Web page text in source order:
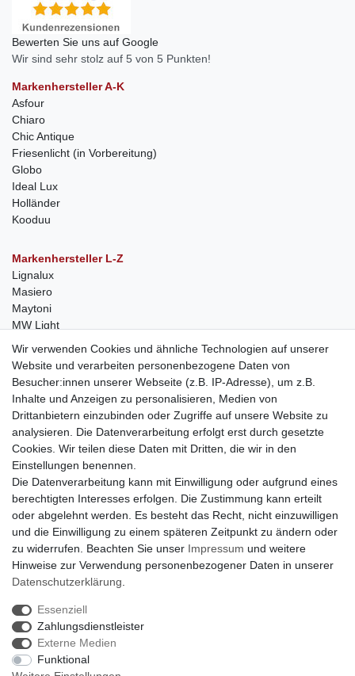
Bewerten Sie uns auf Google
Wir sind sehr stolz auf 5 von 5 Punkten!
Markenhersteller A-K
Asfour
Chiaro
Chic Antique
Friesenlicht (in Vorbereitung)
Globo
Ideal Lux
Holländer
Kooduu
Markenhersteller L-Z
Lignalux
Masiero
Maytoni
MW Light
Anfragen von Herstellern
Sie sind Lampen-Hersteller und suchen einen Vertriebspartner in
der Schweiz?
Kontaktieren Sie uns per Mail:Herstelleranfrage Vertrieb
Schweiz
Newsletter
Newsletter
Hiermit bestätige ich, dass ich dieDaten­schutz­erklärunggelesen habe. Meine
Einwilligung kann ich jederzeit widerrufen.**
Wir verwenden Cookies und ähnliche Technologien auf unserer
Website und verarbeiten personenbezogene Daten von
Besucher:innen unserer Webseite (z.B. IP-Adresse), um z.B.
Inhalte und Anzeigen zu personalisieren, Medien von
Drittanbietern einzubinden oder Zugriffe auf unsere Website zu
analysieren. Die Datenverarbeitung erfolgt erst durch gesetzte
Cookies. Wir teilen diese Daten mit Dritten, die wir in den
Einstellungen benennen.
Die Datenverarbeitung kann mit Einwilligung oder aufgrund eines
berechtigten Interesses erfolgen. Die Zustimmung kann erteilt
oder abgelehnt werden. Es besteht das Recht, nicht einzuwilligen
und die Einwilligung zu einem späteren Zeitpunkt zu ändern oder
zu widerrufen. Beachten Sie unser Impressum und weitere
Hinweise zur Verwendung personenbezogener Daten in unserer
Daten­schutz­erklärung
Essenziell
Zahlungsdienstleister
Externe Medien
Funktional